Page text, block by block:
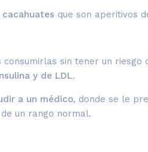
cacahuates que son aperitivos
sin tener un riesgo
y de LDL.
a un médico, donde se le
un rango normal.